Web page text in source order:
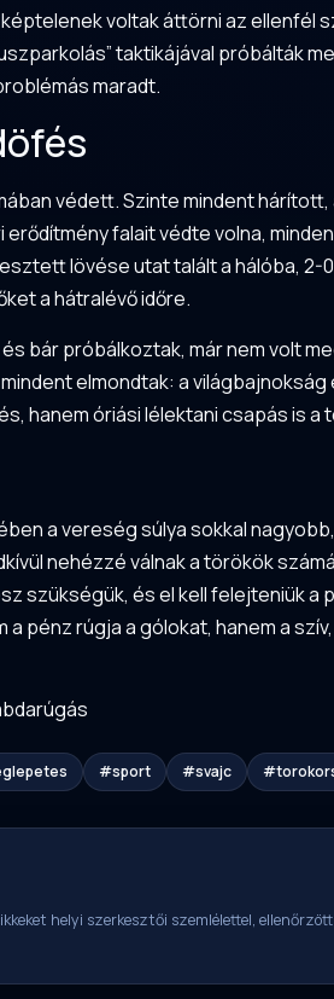
voltak áttörni az
taktikájával próbálták
maradt.
védett. Szinte mindent
falait védte volna,
lövése utat talált a hálóba, 2-
a hátralévő időre.
bár próbálkoztak, már nem volt
elmondtak: a
hanem óriási lélektani csapás is a
a vereség súlya sokkal
nehézzé válnak a törökök
szükségük, és el kell felejteniük a
pénz rúgja a gólokat, hanem a
#sport #svajc
helyi szerkesztői szemlélettel,